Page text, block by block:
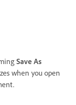
Save As
when you open